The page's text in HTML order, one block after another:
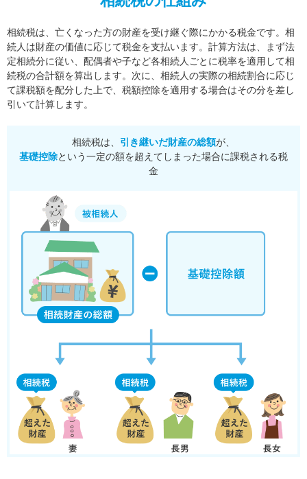
相続税は、亡くなった方の財産を受け継ぐ際にかかる税金です。相
続人は財産の価値に応じて税金を支払います。 計算方法は、まず法
定相続分に従い、配偶者や子など各相続人ごとに税率を適用して相
続税の合計額を算出します。 次に、相続人の実際の相続割合に応じ
て課税額を配分した上で、税額控除を適用する場合はその分を差し
引いて計算します。
相続税は、 引き継いだ財産の総額が、
基礎控除という一定の額を超えてしまった場合に課税される税
金